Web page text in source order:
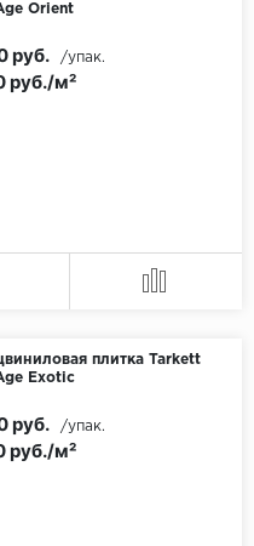
Orient
руб./м²
руб. /упак.
плитка Tarkett
Exotic
руб./м²
руб. /упак.